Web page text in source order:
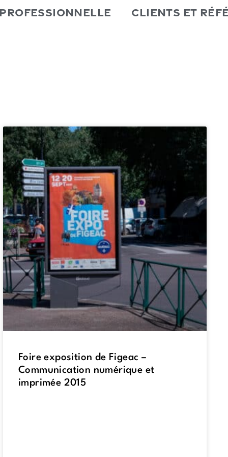
Clients et
Foire exposition de Figeac –
Communication numérique et
imprimée 2015